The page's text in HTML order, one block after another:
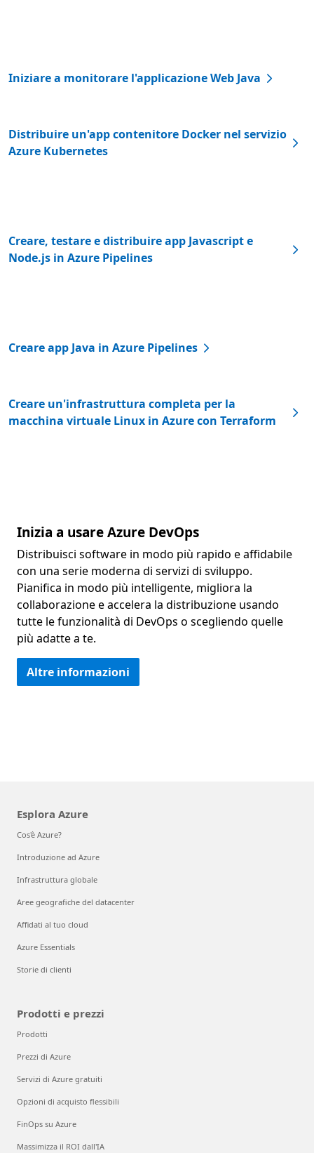
Iniziare a monitorare l'applicazione Web Java
Distribuire un'app contenitore Docker nel servizio
Azure Kubernetes
Creare, testare e distribuire app Javascript e
Node.js in Azure Pipelines
Creare app Java in Azure Pipelines
Creare un'infrastruttura completa per la
macchina virtuale Linux in Azure con Terraform
Inizia a usare Azure DevOps
Distribuisci software in modo più rapido e affidabile
con una serie moderna di servizi di sviluppo.
Pianifica in modo più intelligente, migliora la
collaborazione e accelera la distribuzione usando
tutte le funzionalità di DevOps o scegliendo quelle
più adatte a te.
Altre informazioni
Esplora Azure
Cos'è Azure?
Introduzione ad Azure
Infrastruttura globale
Aree geografiche del datacenter
Affidati al tuo cloud
Azure Essentials
Storie di clienti
Prodotti e prezzi
Prodotti
Prezzi di Azure
Servizi di Azure gratuiti
Opzioni di acquisto flessibili
FinOps su Azure
Massimizza il ROI dall'IA